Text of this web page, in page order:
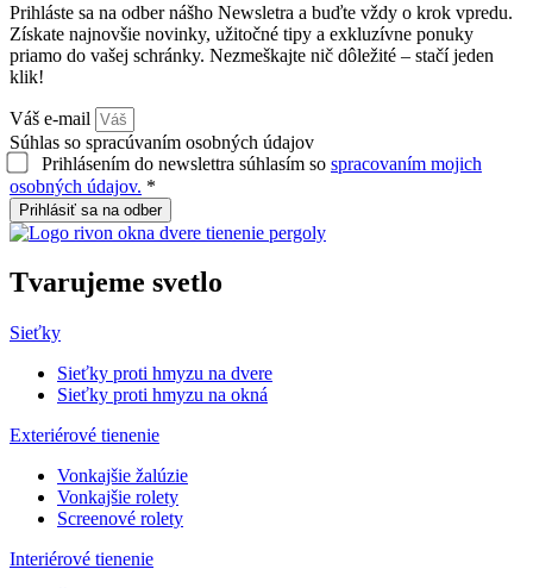
Prihláste sa na odber nášho Newsletra a buďte vždy o krok vpredu.
Získate najnovšie novinky, užitočné tipy a exkluzívne ponuky
priamo do vašej schránky. Nezmeškajte nič dôležité – stačí jeden
klik!
Váš e-mail
Súhlas so spracúvaním osobných údajov
Prihlásením do newslettra súhlasím so spracovaním mojich
osobných údajov. *
Prihlásiť sa na odber
Tvarujeme svetlo
Sieťky
Sieťky proti hmyzu na dvere
Sieťky proti hmyzu na okná
Exteriérové tienenie
Vonkajšie žalúzie
Vonkajšie rolety
Screenové rolety
Interiérové tienenie